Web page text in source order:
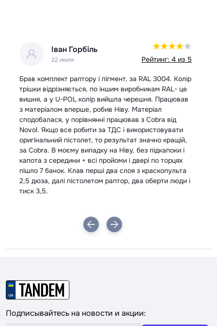
Іван Горбіль
22 июля Рейтинг: 4 из 5
Брав комплект раптору і пігмент, за RAL 3004. Колір
трішки відрізняється, по іншим виробникам RAL- це
вишня, а у U-POL колір вийшла черешня. Працював
з матеріалом вперше, робив Ніву. Матеріал
сподобалася, у порівнянні працював з Cobra від
Novol. Якщо все робити за ТДС і використовувати
оригінальний пістолет, то результат значно кращій,
за Cobra. В моєму випадку на Ніву, без підкапоки і
капота з середини + всі пройоми і двері по торцях
пішло 7 банок. Клав перші два слоя з краскопульта
2,5 дюза, далі пістолетом раптор, два оберти люди і
тиск 3,5.
Подписывайтесь на новости и акции: